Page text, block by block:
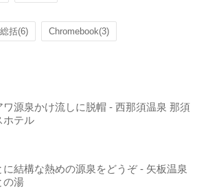
括(6) Chromebook(3)
ワ源泉かけ流しに脱帽 - 西那須温泉 那須
ホテル
に結構な熱めの源泉をどうぞ - 矢板温泉
の湯